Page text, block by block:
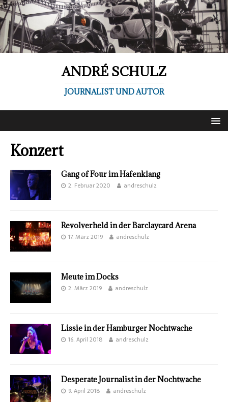
ANDRÉ SCHULZ
JOURNALIST UND AUTOR
Konzert
Gang of Four im Hafenklang
2. Februar 2020 andreschulz
Revolverheld in der Barclaycard Arena
17. März 2019 andreschulz
Meute im Docks
2. März 2019 andreschulz
Lissie in der Hamburger Nochtwache
16. April 2018 andreschulz
Desperate Journalist in der Nochtwache
9. April 2018 andreschulz